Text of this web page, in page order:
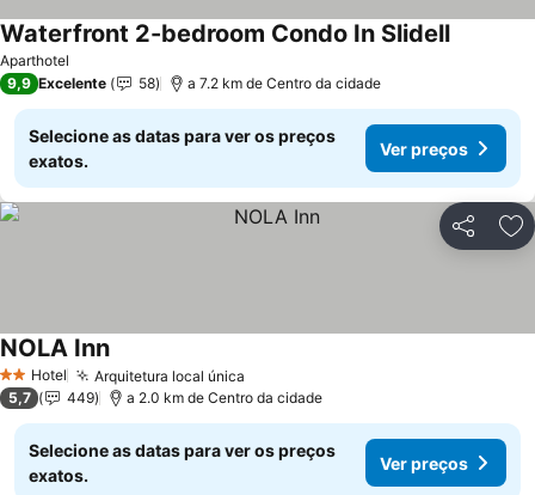
Aparthotel
Waterfront 2-bedroom Condo In SlidellVer
9,9 Excelente 58 a 7.2 km de Centro da cidade
Selecione as datas para ver os preços
exatos.
Ver preços
Partilhar
2 Estrelas
Hotel Arquitetura local única
NOLA InnVer preços
5,7 449 a 2.0 km de Centro da cidade
Selecione as datas para ver os preços
exatos.
Ver preços